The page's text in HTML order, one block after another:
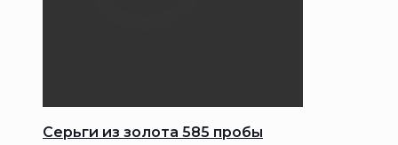
Серьги из золота 585 пробы